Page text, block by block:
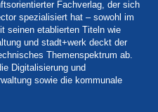
Fachverlag, der sich
spezialisiert hat – sowohl im
seinen etablierten Titeln wie
und stadt+werk deckt der
Themenspektrum ab.
Digitalisierung und
sowie die kommunale